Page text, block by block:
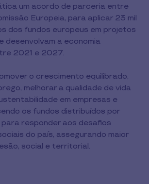
um acordo de parceria entre
Europeia, para aplicar 23 mil
dos fundos europeus em projetos
desenvolvam a economia
2021 e 2027.
o crescimento equilibrado,
melhorar a qualidade de vida
em empresas e
os fundos distribuídos por
responder aos desafios
do país, assegurando maior
social e territorial.